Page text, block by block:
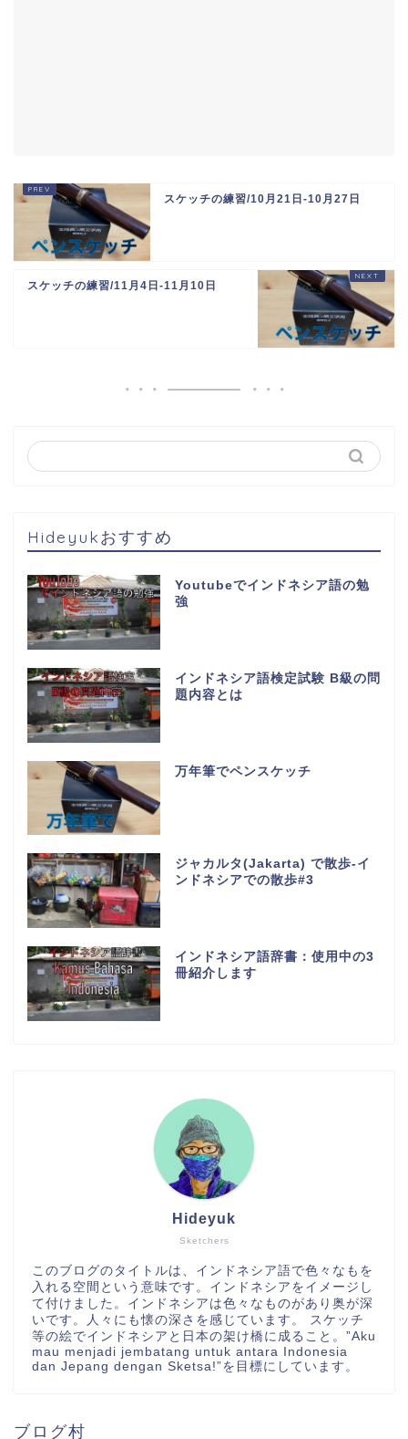
スケッチの練習/10月21日-10月27日
スケッチの練習/11月4日-11月10日
Hideyukおすすめ
Youtubeでインドネシア語の勉
強
インドネシア語検定試験 B級の問
題内容とは
万年筆でペンスケッチ
ジャカルタ(Jakarta) で散歩-イ
ンドネシアでの散歩#3
インドネシア語辞書：使用中の3
冊紹介します
Sketchers
Hideyuk
このブログのタイトルは、インドネシア語で色々なもを
入れる空間という意味です。インドネシアをイメージし
て付けました。インドネシアは色々なものがあり奥が深
いです。人々にも懐の深さを感じています。 スケッチ
等の絵でインドネシアと日本の架け橋に成ること。”Aku
mau menjadi jembatang untuk antara Indonesia
dan Jepang dengan Sketsa!”を目標にしています。
ブログ村